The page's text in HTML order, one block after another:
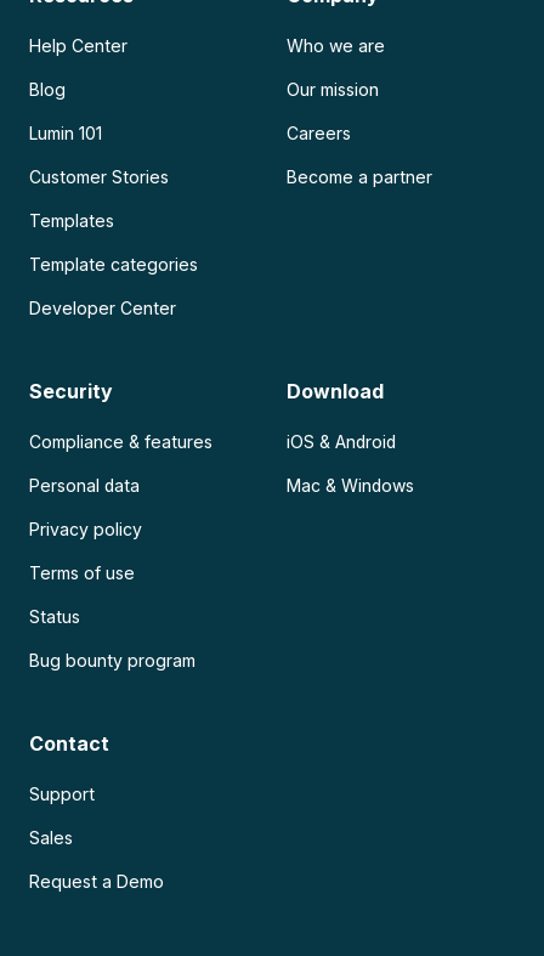
Help Center
Blog
Lumin 101
Customer Stories
Templates
Template categories
Developer Center
Who we are
Our mission
Careers
Become a partner
Security
Compliance & features
Personal data
Privacy policy
Terms of use
Status
Bug bounty program
Download
iOS & Android
Mac & Windows
Contact
Support
Sales
Request a Demo